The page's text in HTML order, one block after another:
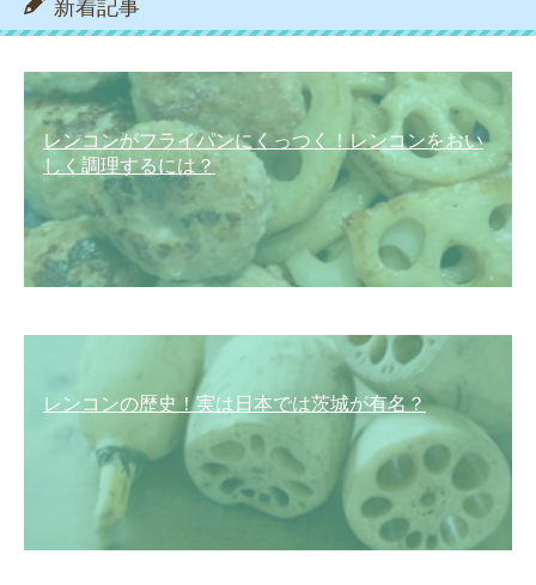
新着記事
レンコンがフライパンにくっつく！レンコンをおい
しく調理するには？
レンコンの歴史！実は日本では茨城が有名？